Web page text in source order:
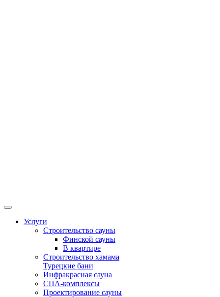
Услуги
Строительство сауны
Финской сауны
В квартире
Строительство хамама
Турецкие бани
Инфракрасная сауна
СПА-комплексы
Проектирование сауны